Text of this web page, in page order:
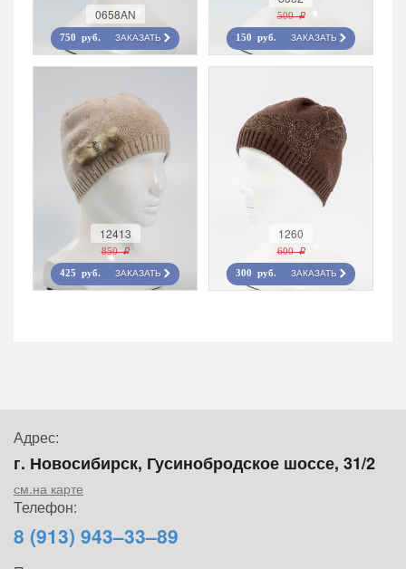
0658AN
750 руб. ЗАКАЗАТЬ
500 r
150 руб. ЗАКАЗАТЬ
12413
850 r
425 руб. ЗАКАЗАТЬ
1260
600 r
300 руб. ЗАКАЗАТЬ
Адрес:
г. Новосибирск, Гусинобродское шоссе, 31/2
см.на карте
Телефон:
8 (913) 943–33–89